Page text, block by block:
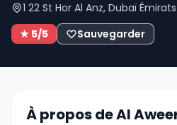
1 22 St Hor Al Anz, Dubaï
★ 5/5
Sauvegarder
À propos de Al